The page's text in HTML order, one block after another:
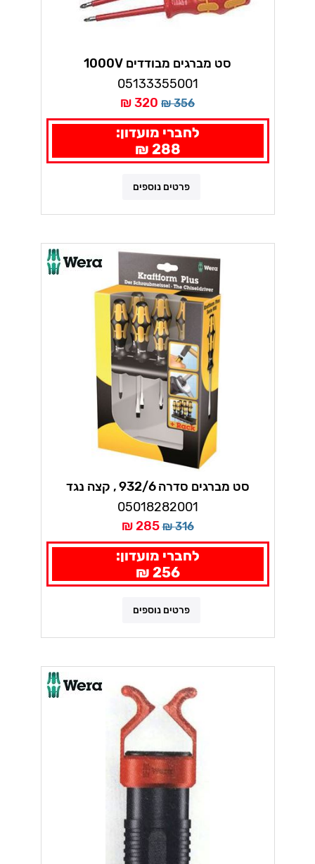
סט מברגים מבודדים 1000V
KRAFTFORM PLUS וורה
05133355001
356 ₪
320 ₪
לחברי מועדון:
288 ₪
פרטים נוספים
סט מברגים סדרה 932/6 , קצה נגד
החלקה 6 י"ח וורה
05018282001
316 ₪
285 ₪
לחברי מועדון:
256 ₪
פרטים נוספים